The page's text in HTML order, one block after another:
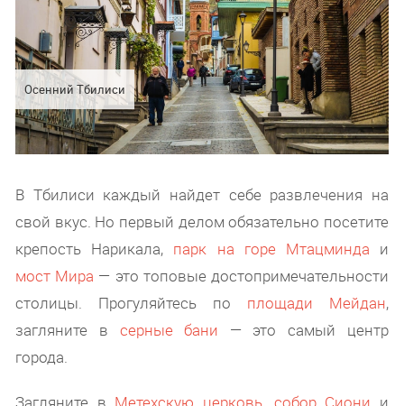
Осенний Тбилиси
В Тбилиси каждый найдет себе развлечения на
свой вкус. Но первый делом обязательно посетите
крепость Нарикала, парк на горе Мтацминда и
мост Мира — это топовые достопримечательности
столицы. Прогуляйтесь по площади Мейдан,
загляните в серные бани — это самый центр
города.